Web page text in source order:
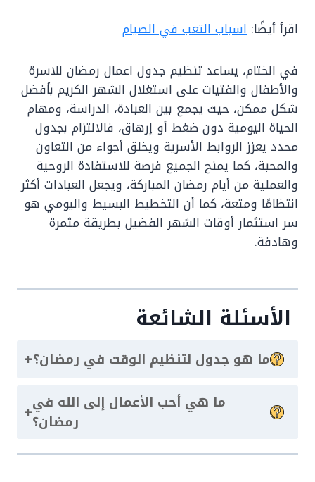
اقرأ أيضًا: اسباب التعب في الصيام
في الختام، يساعد تنظيم جدول اعمال رمضان للاسرة
والأطفال والفتيات على استغلال الشهر الكريم بأفضل
شكل ممكن، حيث يجمع بين العبادة، الدراسة، ومهام
الحياة اليومية دون ضغط أو إرهاق، فالالتزام بجدول
محدد يعزز الروابط الأسرية ويخلق أجواء من التعاون
والمحبة، كما يمنح الجميع فرصة للاستفادة الروحية
والعملية من أيام رمضان المباركة، ويجعل العبادات أكثر
انتظامًا ومتعة، كما أن التخطيط البسيط واليومي هو
سر استثمار أوقات الشهر الفضيل بطريقة مثمرة
وهادفة.
الأسئلة الشائعة
ما هو جدول لتنظيم الوقت في رمضان؟+
ما هي أحب الأعمال إلى الله في
رمضان؟+